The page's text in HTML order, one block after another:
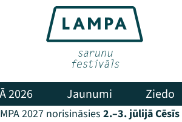
2026 Jaunumi Ziedo
2027 norisināsies 2.–3. jūlijā Cēsīs